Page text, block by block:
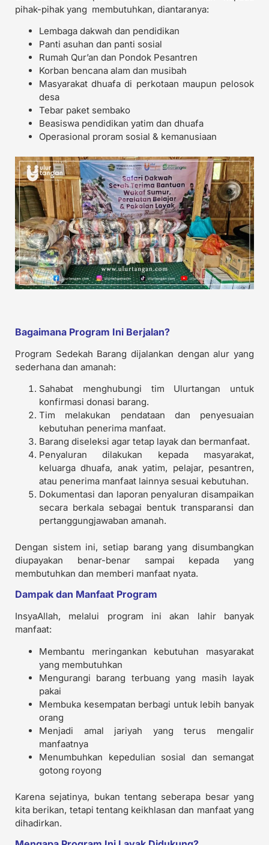
pihak-pihak yang membutuhkan, diantaranya:
Lembaga dakwah dan pendidikan
Panti asuhan dan panti sosial
Rumah Qur’an dan Pondok Pesantren
Korban bencana alam dan musibah
Masyarakat dhuafa di perkotaan maupun pelosok
desa
Tebar paket sembako
Beasiswa pendidikan yatim dan dhuafa
Operasional proram sosial & kemanusiaan
Bagaimana Program Ini Berjalan?
Program Sedekah Barang dijalankan dengan alur yang
sederhana dan amanah:
Sahabat menghubungi tim Ulurtangan untuk
konfirmasi donasi barang.
Tim melakukan pendataan dan penyesuaian
kebutuhan penerima manfaat.
Barang diseleksi agar tetap layak dan bermanfaat.
Penyaluran dilakukan kepada masyarakat,
keluarga dhuafa, anak yatim, pelajar, pesantren,
atau penerima manfaat lainnya sesuai kebutuhan.
Dokumentasi dan laporan penyaluran disampaikan
secara berkala sebagai bentuk transparansi dan
pertanggungjawaban amanah.
Dengan sistem ini, setiap barang yang disumbangkan
diupayakan benar-benar sampai kepada yang
membutuhkan dan memberi manfaat nyata.
Dampak dan Manfaat Program
InsyaAllah, melalui program ini akan lahir banyak
manfaat:
Membantu meringankan kebutuhan masyarakat
yang membutuhkan
Mengurangi barang terbuang yang masih layak
pakai
Membuka kesempatan berbagi untuk lebih banyak
orang
Menjadi amal jariyah yang terus mengalir
manfaatnya
Menumbuhkan kepedulian sosial dan semangat
gotong royong
Karena sejatinya, bukan tentang seberapa besar yang
kita berikan, tetapi tentang keikhlasan dan manfaat yang
dihadirkan.